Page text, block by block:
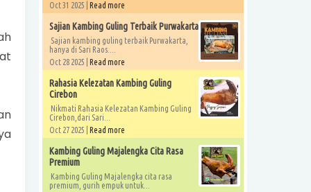
Oct 31 2025 | Read more
Sajian Kambing Guling Terbaik Purwakarta
Sajian kambing guling terbaik Purwakarta,
hanya di Sari Raos....
Oct 28 2025 | Read more
Rahasia Kelezatan Kambing Guling
Cirebon
Nikmati Rahasia Kelezatan Kambing Guling
Cirebon,dari Sari...
Oct 27 2025 | Read more
Kambing Guling Majalengka Cita Rasa
Premium
Kambing Guling Majalengka cita rasa
premium, gurih empuk untuk...